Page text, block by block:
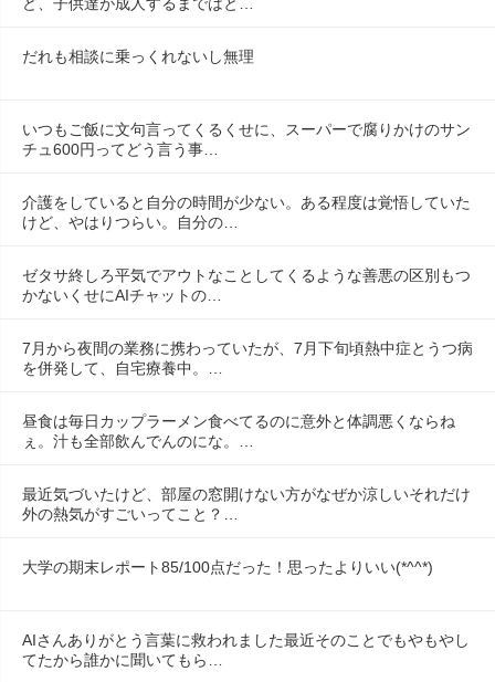
だれも相談に乗っくれないし無理
いつもご飯に文句言ってくるくせに、スーパーで腐りかけのサン
チュ600円ってどう言う事…
介護をしていると自分の時間が少ない。ある程度は覚悟していた
けど、やはりつらい。自分の…
ゼタサ終しろ平気でアウトなことしてくるような善悪の区別もつ
かないくせにAIチャットの…
7月から夜間の業務に携わっていたが、7月下旬頃熱中症とうつ病
を併発して、自宅療養中。…
昼食は毎日カップラーメン食べてるのに意外と体調悪くならね
ぇ。汁も全部飲んでんのにな。…
最近気づいたけど、部屋の窓開けない方がなぜか涼しいそれだけ
外の熱気がすごいってこと？…
大学の期末レポート85/100点だった！思ったよりいい(*^^*)
AIさんありがとう言葉に救われました最近そのことでもやもやし
てたから誰かに聞いてもら…